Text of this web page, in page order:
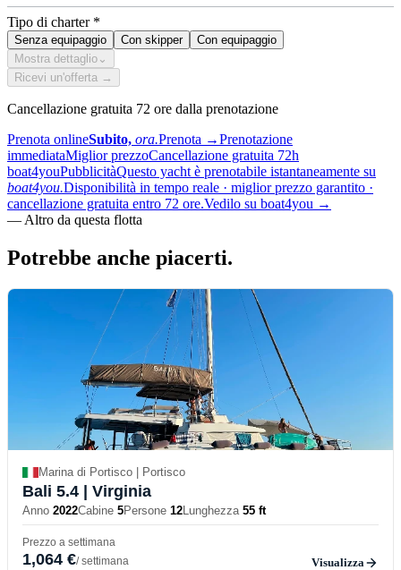
Tipo di charter *
Senza equipaggio Con skipper
Con equipaggio
Mostra dettaglio ⌄
Ricevi un'offerta →
Cancellazione gratuita 72 ore dalla prenotazione
Prenota onlineSubito, ora.Prenota →Prenotazione
immediataMiglior prezzoCancellazione gratuita 72h
boat4youPubblicitàQuesto yacht è prenotabile istantaneamente su
boat4you.Disponibilità in tempo reale · miglior prezzo garantito ·
cancellazione gratuita entro 72 ore.Vedilo su boat4you →
— Altro da questa flotta
Potrebbe anche piacerti.
Marina di Portisco | Portisco
Bali 5.4 | Virginia
Anno 2022Cabine 5Persone 12Lunghezza 55 ft
Prezzo a settimana
1,064 €/ settimana Visualizza